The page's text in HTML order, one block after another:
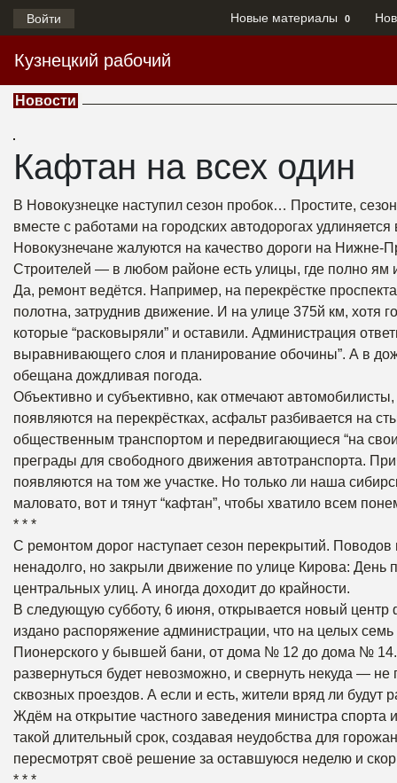
Войти Новые материалы 0
Кузнецкий рабочий
Новости
Кафтан на всех один
В Новокузнецке наступил сезон пробок… Простите,
вместе с работами на городских автодорогах
Новокузнечане жалуются на качество дороги на Нижне-
Строителей — в любом районе есть улицы, где полно ям
Да, ремонт ведётся. Например, на перекрёстке
полотна, затруднив движение. И на улице 375й км, хотя
которые “расковыряли” и оставили. Администрация
выравнивающего слоя и планирование обочины”. А в
обещана дождливая погода.
Объективно и субъективно, как отмечают
появляются на перекрёстках, асфальт разбивается на
общественным транспортом и передвигающиеся “на
преграды для свободного движения автотранспорта.
появляются на том же участке. Но только ли наша
маловато, вот и тянут “кафтан”, чтобы хватило всем
* * *
С ремонтом дорог наступает сезон перекрытий.
ненадолго, но закрыли движение по улице Кирова: День
центральных улиц. А иногда доходит до крайности.
В следующую субботу, 6 июня, открывается новый
издано распоряжение администрации, что на целых семь
Пионерского у бывшей бани, от дома № 12 до дома №
развернуться будет невозможно, и свернуть некуда —
сквозных проездов. А если и есть, жители вряд ли будут
Ждём на открытие частного заведения министра спорта
такой длительный срок, создавая неудобства для
пересмотрят своё решение за оставшуюся неделю и
* * *